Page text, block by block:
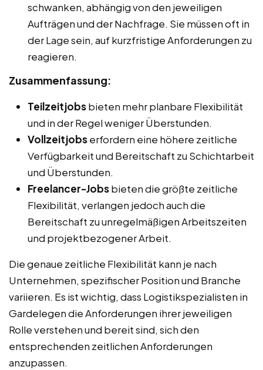
schwanken, abhängig von den jeweiligen
Aufträgen und der Nachfrage. Sie müssen oft in
der Lage sein, auf kurzfristige Anforderungen zu
reagieren.
Zusammenfassung:
Teilzeitjobsbieten mehr planbare Flexibilität
und in der Regel weniger Überstunden.
Vollzeitjobserfordern eine höhere zeitliche
Verfügbarkeit und Bereitschaft zu Schichtarbeit
und Überstunden.
Freelancer-Jobsbieten die größte zeitliche
Flexibilität, verlangen jedoch auch die
Bereitschaft zu unregelmäßigen Arbeitszeiten
und projektbezogener Arbeit.
Die genaue zeitliche Flexibilität kann je nach
Unternehmen, spezifischer Position und Branche
variieren. Es ist wichtig, dass Logistikspezialisten in
Gardelegen die Anforderungen ihrer jeweiligen
Rolle verstehen und bereit sind, sich den
entsprechenden zeitlichen Anforderungen
anzupassen.